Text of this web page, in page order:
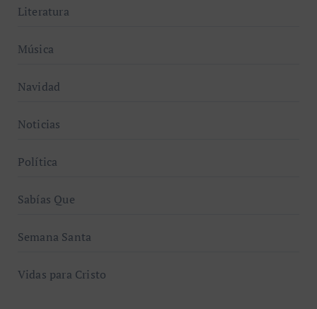
Literatura
Música
Navidad
Noticias
Política
Sabías Que
Semana Santa
Vidas para Cristo